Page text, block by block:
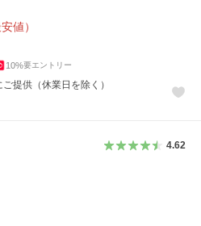
安値）
10%要エントリー
提供（休業日を除く）
4.62